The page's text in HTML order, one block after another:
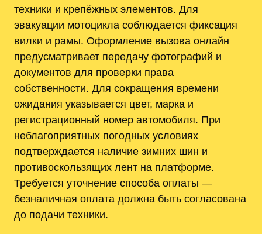
техники и крепёжных элементов. Для
эвакуации мотоцикла соблюдается фиксация
вилки и рамы. Оформление вызова онлайн
предусматривает передачу фотографий и
документов для проверки права
собственности. Для сокращения времени
ожидания указывается цвет, марка и
регистрационный номер автомобиля. При
неблагоприятных погодных условиях
подтверждается наличие зимних шин и
противоскользящих лент на платформе.
Требуется уточнение способа оплаты —
безналичная оплата должна быть согласована
до подачи техники.